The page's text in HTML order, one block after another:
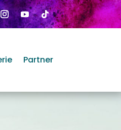
Partner